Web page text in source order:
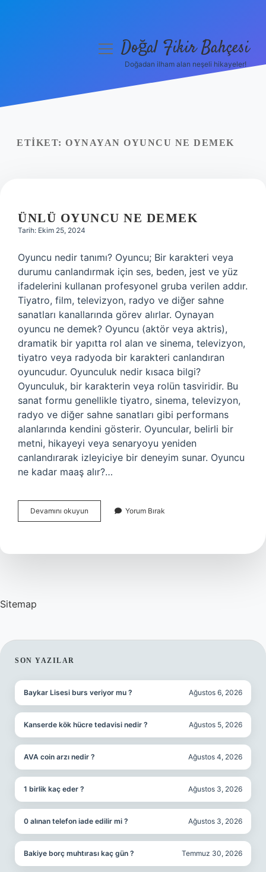
Yasal Uyarı
menüyüDoğal Fikir Bahçesi
Doğadan ilham alan neşeli hikayeler!
ETIKET: OYNAYAN OYUNCU NE DEMEK
ÜNLÜ OYUNCU NE DEMEK
Tarih: Ekim 25, 2024
Oyuncu nedir tanımı? Oyuncu; Bir karakteri veya
durumu canlandırmak için ses, beden, jest ve yüz
ifadelerini kullanan profesyonel gruba verilen addır.
Tiyatro, film, televizyon, radyo ve diğer sahne
sanatları kanallarında görev alırlar. Oynayan
oyuncu ne demek? Oyuncu (aktör veya aktris),
dramatik bir yapıtta rol alan ve sinema, televizyon,
tiyatro veya radyoda bir karakteri canlandıran
oyuncudur. Oyunculuk nedir kısaca bilgi?
Oyunculuk, bir karakterin veya rolün tasviridir. Bu
sanat formu genellikle tiyatro, sinema, televizyon,
radyo ve diğer sahne sanatları gibi performans
alanlarında kendini gösterir. Oyuncular, belirli bir
metni, hikayeyi veya senaryoyu yeniden
canlandırarak izleyiciye bir deneyim sunar. Oyuncu
ne kadar maaş alır?…
Devamını okuyun
Oyuncu
Yorum Bırak
Sitemap
SIDEBAR
SON YAZILAR
Baykar Lisesi burs veriyor mu ? Ağustos 6, 2026
Kanserde kök hücre tedavisi nedir ? Ağustos 5, 2026
AVA coin arzı nedir ? Ağustos 4, 2026
1 birlik kaç eder ? Ağustos 3, 2026
0 alınan telefon iade edilir mi ? Ağustos 3, 2026
Bakiye borç muhtırası kaç gün ? Temmuz 30, 2026